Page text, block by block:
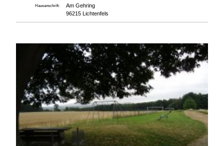
Hausanschrift:
Am Gehring
96215 Lichtenfels